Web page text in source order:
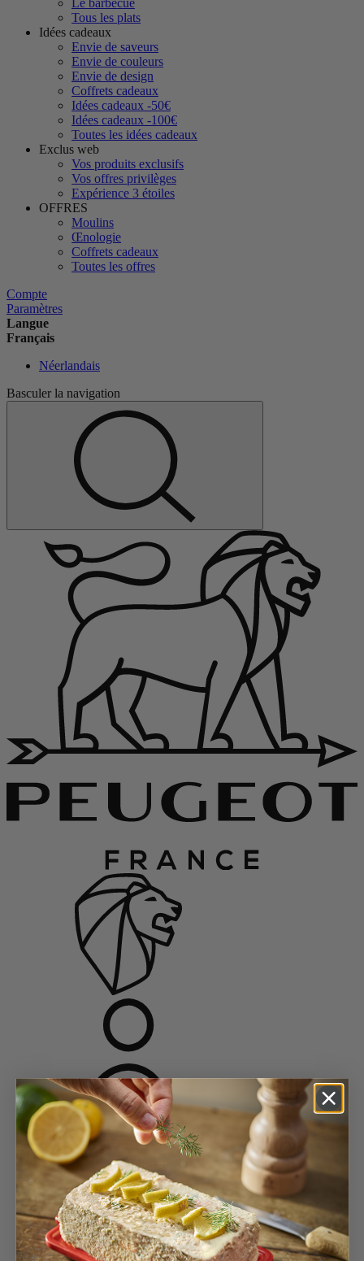
Le barbecue
Tous les plats
Idées cadeaux
Envie de saveurs
Envie de couleurs
Envie de design
Coffrets cadeaux
Idées cadeaux -50€
Idées cadeaux -100€
Toutes les idées cadeaux
Exclus web
Vos produits exclusifs
Vos offres privilèges
Expérience 3 étoiles
OFFRES
Moulins
Œnologie
Coffrets cadeaux
Toutes les offres
Compte
Paramètres
Langue
Français
Néerlandais
Basculer la navigation